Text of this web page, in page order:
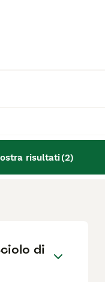
risultati(2)
di